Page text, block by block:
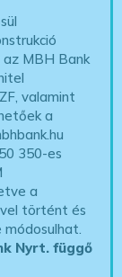
MBH Bank
valamint
a
350-es
a
történt és
Nyrt. függő